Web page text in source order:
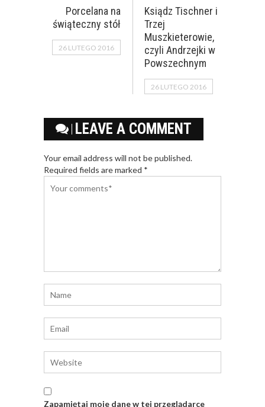
Porcelana na
świąteczny stół
26 LUTEGO 2016
Ksiądz Tischner i
Trzej
Muszkieterowie,
czyli Andrzejki w
Powszechnym
26 LUTEGO 2016
LEAVE A COMMENT
Your email address will not be published.
Required fields are marked *
Zapamiętaj moje dane w tej przeglądarce